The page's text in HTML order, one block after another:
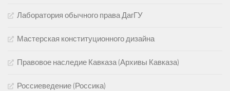
Лаборатория обычного права ДагГУ
Мастерская конституционного дизайна
Правовое наследие Кавказа (Архивы Кавказа)
Россиеведение (Россика)